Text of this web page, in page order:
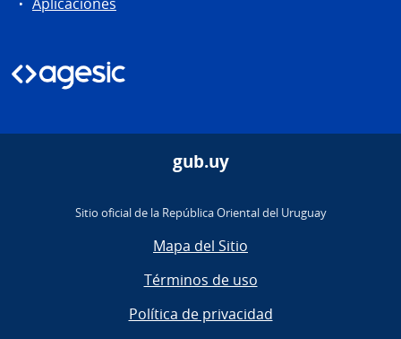
gub.uy
Sitio oficial de la República Oriental del Uruguay
Mapa del Sitio
Términos de uso
Política de privacidad